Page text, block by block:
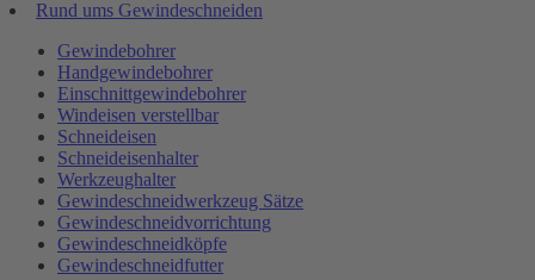
Rund ums Gewindeschneiden
Gewindebohrer
Handgewindebohrer
Einschnittgewindebohrer
Windeisen verstellbar
Schneideisen
Schneideisenhalter
Werkzeughalter
Gewindeschneidwerkzeug Sätze
Gewindeschneidvorrichtung
Gewindeschneidköpfe
Gewindeschneidfutter